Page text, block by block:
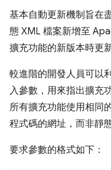
基本自動更新機制旨在
態 XML 檔案新增至
擴充功能的新版本時更
較進階的開發人員可以
入參數，用來指出擴充
所有擴充功能使用相同
程式碼的網址，而非靜
要求參數的格式如下：